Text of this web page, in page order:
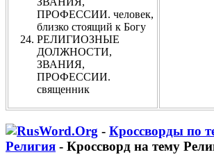
ПРОФЕССИИ. человек,
близко стоящий к Богу
РЕЛИГИОЗНЫЕ
ДОЛЖНОСТИ,
ЗВАНИЯ,
ПРОФЕССИИ.
священник
- Кроссворды по
Религия - Кроссворд на тему